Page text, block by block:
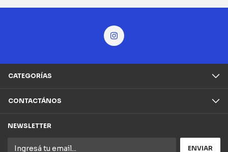
CATEGORÍAS
CONTACTÁNOS
NEWSLETTER